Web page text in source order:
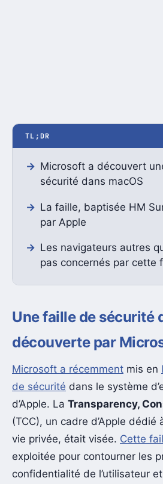
TL;DR
Microsoft a découvert
sécurité dans macOS
La faille, baptisée HM
par Apple
Les navigateurs autres
pas concernés par cette
Une faille de sécurité
découverte par
Microsoft a récemment mis en
de sécurité dans le système
d’Apple. La Transparency,
(TCC), un cadre d’Apple
vie privée, était visée. Cette
exploitée pour contourner les
confidentialité de l’utilisateur